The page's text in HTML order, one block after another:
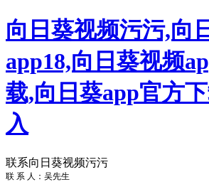
向日葵视频污污,向
app18,向日葵视频
载,向日葵app官方
入
联系向日葵视频污污
联 系 人：吴先生